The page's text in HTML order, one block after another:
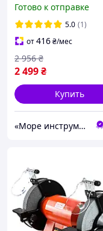
об/мин) Точило
Готово к отправке
5.0 (1)
от416₴/мес
2 499₴
2 956 ₴
Купить
«Море инструментов»